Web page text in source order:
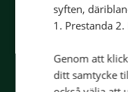
andra tips.
syften,
1. Prestanda
Genom att
ditt samtycke